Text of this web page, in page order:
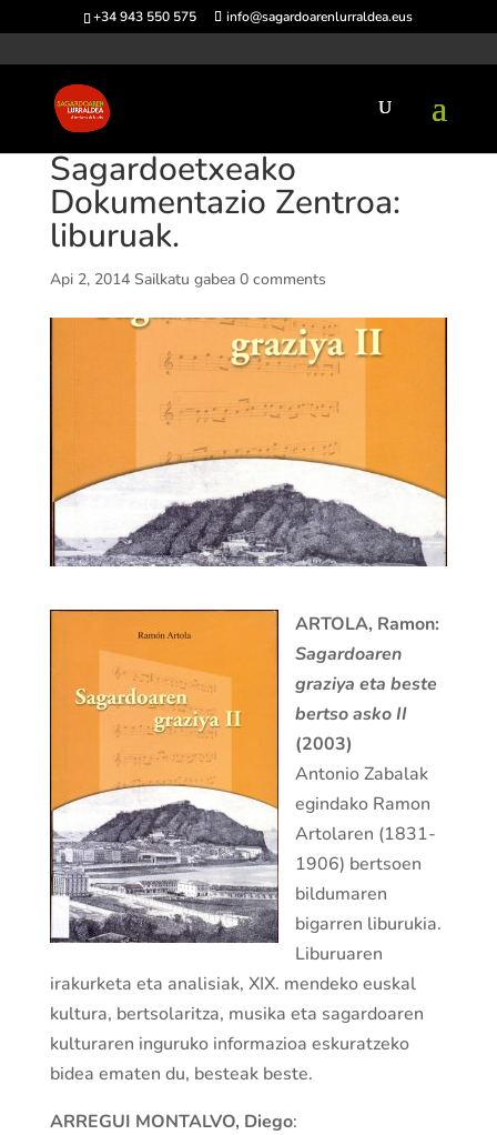
+34 943 550 575 info@sagardoarenlurraldea.eus
Sagardoetxeako
Dokumentazio Zentroa:
liburuak.
Api 2, 2014 Sailkatu gabea 0 comments
ARTOLA, Ramon:
Sagardoaren
graziya eta beste
bertso asko II
(2003)
Antonio Zabalak
egindako Ramon
Artolaren (1831-
1906) bertsoen
bildumaren
bigarren liburukia.
Liburuaren
irakurketa eta analisiak, XIX. mendeko euskal
kultura, bertsolaritza, musika eta sagardoaren
kulturaren inguruko informazioa eskuratzeko
bidea ematen du, besteak beste.
ARREGUI MONTALVO, Diego: